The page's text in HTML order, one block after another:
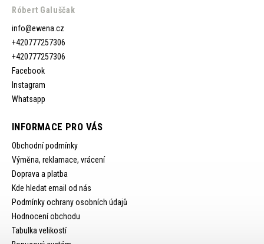
Róbert Galuščak
info@ewena.cz
+420777257306
+420777257306
Facebook
Instagram
Whatsapp
INFORMACE PRO VÁS
Obchodní podmínky
Výměna, reklamace, vrácení
Doprava a platba
Kde hledat email od nás
Podmínky ochrany osobních údajů
Hodnocení obchodu
Tabulka velikostí